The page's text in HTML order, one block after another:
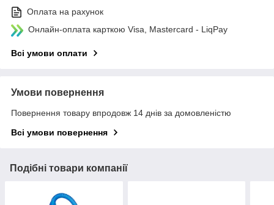
Оплата на рахунок
Онлайн-оплата карткою Visa, Mastercard - LiqPay
Всі умови оплати
Умови повернення
Повернення товару впродовж 14 днів за домовленістю
Всі умови повернення
Подібні товари компанії